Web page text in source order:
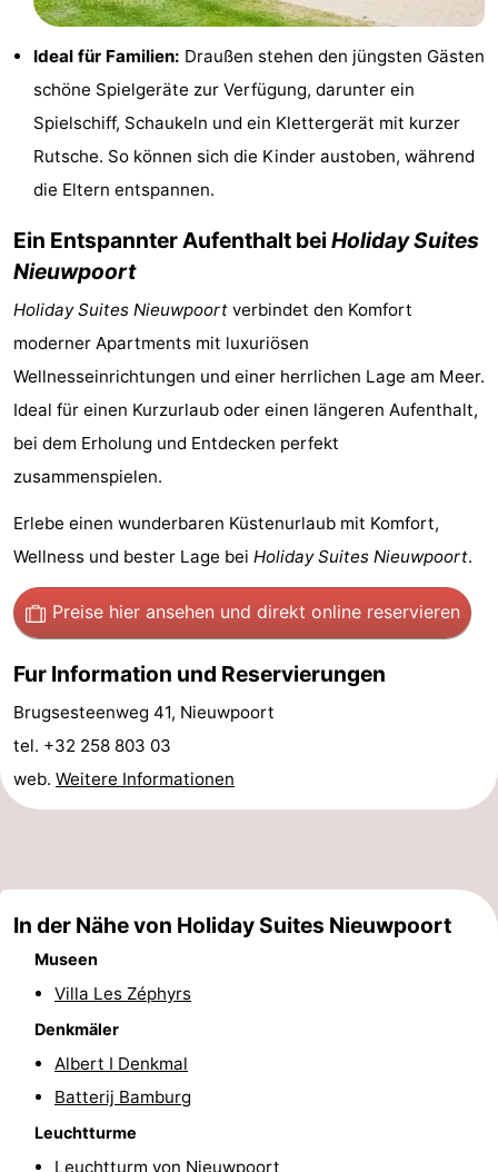
Westflandern
-
Brügge
Gent
Küste
-
Natur
Zwin
-
Heist
Zeebrugge
-
Wenduine
-
De
Haan
-
Bredene
-
Ostende
-
Middelkerke
-
Oostduinkerke
-
De
Panne
-
Natur
Wetter
Ideal für Familien: Draußen stehen den jüngsten Gästen
schöne Spielgeräte zur Verfügung, darunter ein
Spielschiff, Schaukeln und ein Klettergerät mit kurzer
Rutsche. So können sich die Kinder austoben, während
die Eltern entspannen.
Ein Entspannter Aufenthalt bei Holiday Suites
Nieuwpoort
Holiday Suites Nieuwpoort verbindet den Komfort
moderner Apartments mit luxuriösen
Wellnesseinrichtungen und einer herrlichen Lage am Meer.
Ideal für einen Kurzurlaub oder einen längeren Aufenthalt,
bei dem Erholung und Entdecken perfekt
zusammenspielen.
Erlebe einen wunderbaren Küstenurlaub mit Komfort,
Wellness und bester Lage bei Holiday Suites Nieuwpoort.
Preise hier ansehen und direkt online reservieren
Fur Information und Reservierungen
Brugsesteenweg 41, Nieuwpoort
tel. +32 258 803 03
web. Weitere Informationen
In der Nähe von Holiday Suites Nieuwpoort
Museen
Villa Les Zéphyrs
Denkmäler
Albert I Denkmal
Batterij Bamburg
Leuchtturme
Leuchtturm von Nieuwpoort